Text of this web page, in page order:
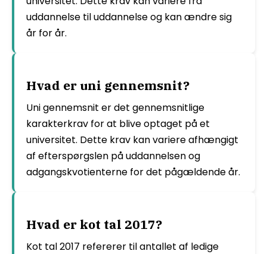
uddannelse til uddannelse og kan ændre sig
år for år.
Hvad er uni gennemsnit?
Uni gennemsnit er det gennemsnitlige
karakterkrav for at blive optaget på et
universitet. Dette krav kan variere afhængigt
af efterspørgslen på uddannelsen og
adgangskvotienterne for det pågældende år.
Hvad er kot tal 2017?
Kot tal 2017 refererer til antallet af ledige